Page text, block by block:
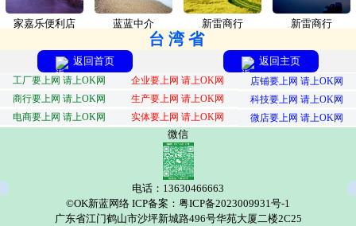
家嘉乐便利店 蓝蓝中介 新雷商行 新雷商行
台湾省
返回首页 返回主页
工厂要上网 请上OK网 企业要上网 请上OK网
店铺要上网 请上OK网
商行要上网 请上OK网
生产要上网 请上OK网
科技要上网 请上OK网
电商要上网 请上OK网
实体要上网 请上OK网 微店要上网 请上OK网
微信
电话：13630466663
©OK新蓝网络 ICP备案：粤ICP备2023009931号-1
广东省江门鹤山市沙坪新城路496号华苑大厦二楼2C25